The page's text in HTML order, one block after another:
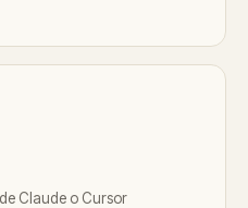
Claude o Cursor